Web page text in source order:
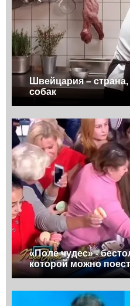
Швейцария – страна,
собак
«Поле чудес» -
которой можно